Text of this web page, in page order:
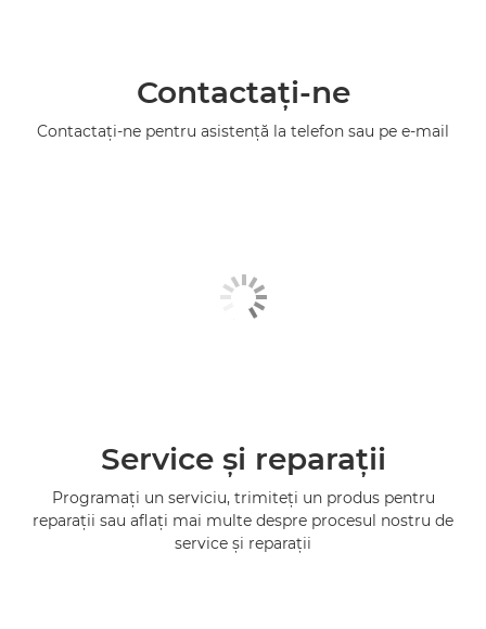
Contactaţi-ne
Contactaţi-ne pentru asistenţă la telefon sau pe e-mail
Service şi reparaţii
Programaţi un serviciu, trimiteţi un produs pentru
reparaţii sau aflaţi mai multe despre procesul nostru de
service şi reparaţii